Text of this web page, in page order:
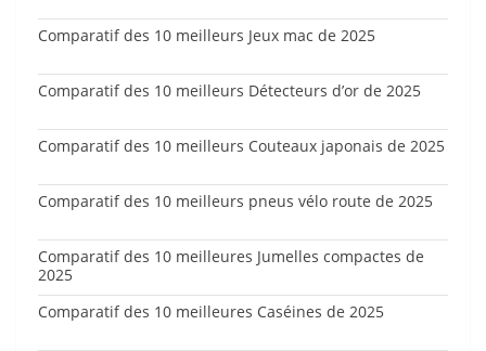
Comparatif des 10 meilleurs Jeux mac de 2025
Comparatif des 10 meilleurs Détecteurs d’or de 2025
Comparatif des 10 meilleurs Couteaux japonais de 2025
Comparatif des 10 meilleurs pneus vélo route de 2025
Comparatif des 10 meilleures Jumelles compactes de
2025
Comparatif des 10 meilleures Caséines de 2025